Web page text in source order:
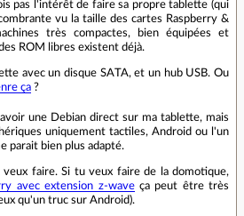
pas l'intérêt de faire sa propre tablette (qui
vu la taille des cartes Raspberry &
très compactes, bien équipées et
ROM libres existent déjà.
avec un disque SATA, et un hub USB. Ou
ça ?
une Debian direct sur ma tablette, mais
uniquement tactiles, Android ou l'un
parait bien plus adapté.
veux faire. Si tu veux faire de la domotique,
avec extension z-waveça peut être très
qu'un truc sur Android).